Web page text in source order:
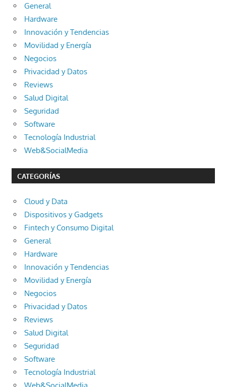
General
Hardware
Innovación y Tendencias
Movilidad y Energía
Negocios
Privacidad y Datos
Reviews
Salud Digital
Seguridad
Software
Tecnología Industrial
Web&SocialMedia
CATEGORÍAS
Cloud y Data
Dispositivos y Gadgets
Fintech y Consumo Digital
General
Hardware
Innovación y Tendencias
Movilidad y Energía
Negocios
Privacidad y Datos
Reviews
Salud Digital
Seguridad
Software
Tecnología Industrial